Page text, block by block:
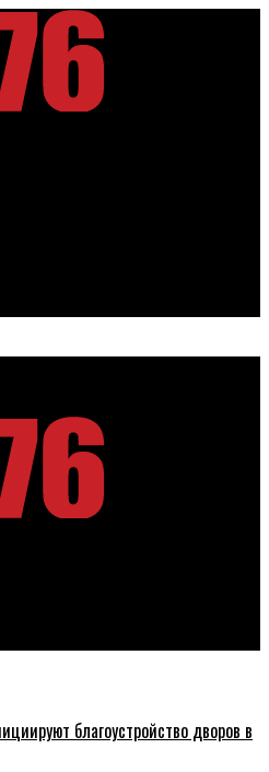
благоустройство дворов в